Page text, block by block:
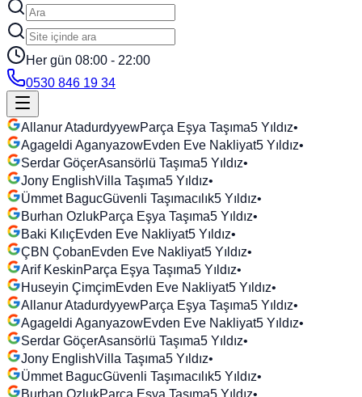
Her gün 08:00 - 22:00
0530 846 19 34
Allanur AtadurdyyewParça Eşya Taşıma5 Yıldız•
Agageldi AganyazowEvden Eve Nakliyat5 Yıldız•
Serdar GöçerAsansörlü Taşıma5 Yıldız•
Jony EnglishVilla Taşıma5 Yıldız•
Ümmet BagucGüvenli Taşımacılık5 Yıldız•
Burhan OzlukParça Eşya Taşıma5 Yıldız•
Baki KılıçEvden Eve Nakliyat5 Yıldız•
ÇBN ÇobanEvden Eve Nakliyat5 Yıldız•
Arif KeskinParça Eşya Taşıma5 Yıldız•
Huseyin ÇimçimEvden Eve Nakliyat5 Yıldız•
Allanur AtadurdyyewParça Eşya Taşıma5 Yıldız•
Agageldi AganyazowEvden Eve Nakliyat5 Yıldız•
Serdar GöçerAsansörlü Taşıma5 Yıldız•
Jony EnglishVilla Taşıma5 Yıldız•
Ümmet BagucGüvenli Taşımacılık5 Yıldız•
Burhan OzlukParça Eşya Taşıma5 Yıldız•